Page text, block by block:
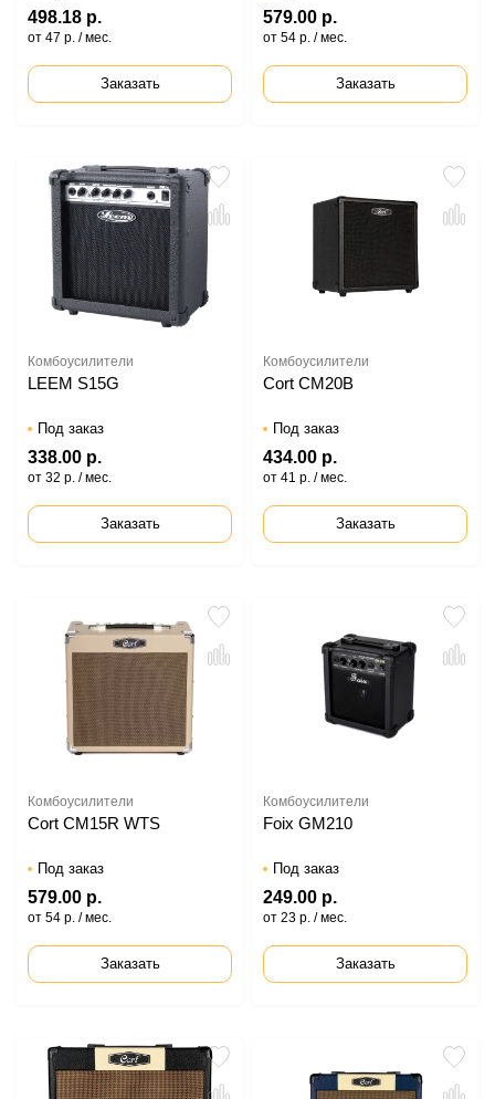
498.18 р.
от 47 р. / мес.
Заказать
579.00 р.
от 54 р. / мес.
Заказать
Комбоусилители
LEEM S15G
Под заказ
338.00 р.
от 32 р. / мес.
Заказать
Комбоусилители
Cort CM20B
Под заказ
434.00 р.
от 41 р. / мес.
Заказать
Комбоусилители
Cort CM15R WTS
Под заказ
579.00 р.
от 54 р. / мес.
Заказать
Комбоусилители
Foix GM210
Под заказ
249.00 р.
от 23 р. / мес.
Заказать